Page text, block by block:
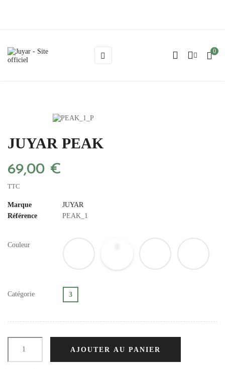
Basculer
la
☰ 0
JUYAR PEAK
69,00 €
TTC
Marque
JUYAR
Référence
PEAK_1
Couleur
Catégorie 3
AJOUTER AU PANIER